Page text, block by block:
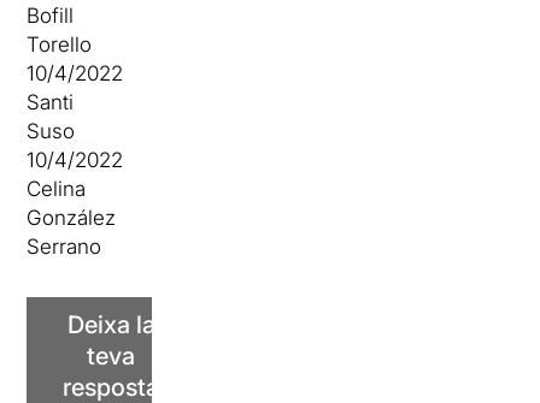
Bofill
Torello
10/4/2022
Santi
Suso
10/4/2022
Celina
González
Serrano
Deixa la
teva
resposta